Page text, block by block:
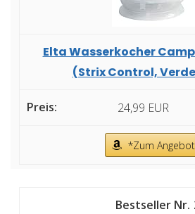
Elta Wasserkocher
(Strix Control,
24,99 EUR
*Zum